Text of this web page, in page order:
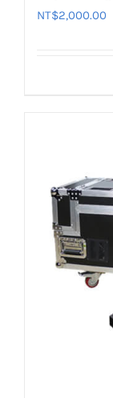
NT$2,000.00